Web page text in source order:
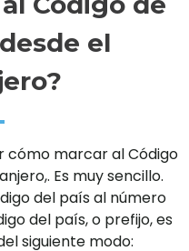
el
cómo marcar al Código
Es muy sencillo.
del país al número
del país, o prefijo, es
siguiente modo: